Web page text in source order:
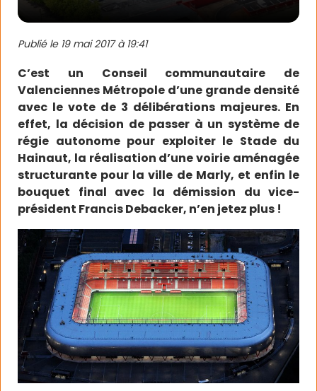
Publié le 19 mai 2017 à 19:41
C’est un Conseil communautaire de
Valenciennes Métropole d’une grande densité
avec le vote de 3 délibérations majeures. En
effet, la décision de passer à un système de
régie autonome pour exploiter le Stade du
Hainaut, la réalisation d’une voirie aménagée
structurante pour la ville de Marly, et enfin le
bouquet final avec la démission du vice-
président Francis Debacker, n’en jetez plus !